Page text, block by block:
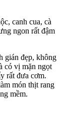
canh cua, cà
ngon rất đậm
gián đẹp, không
có vị mặn ngọt
rất đưa cơm.
món thịt rang
mềm.